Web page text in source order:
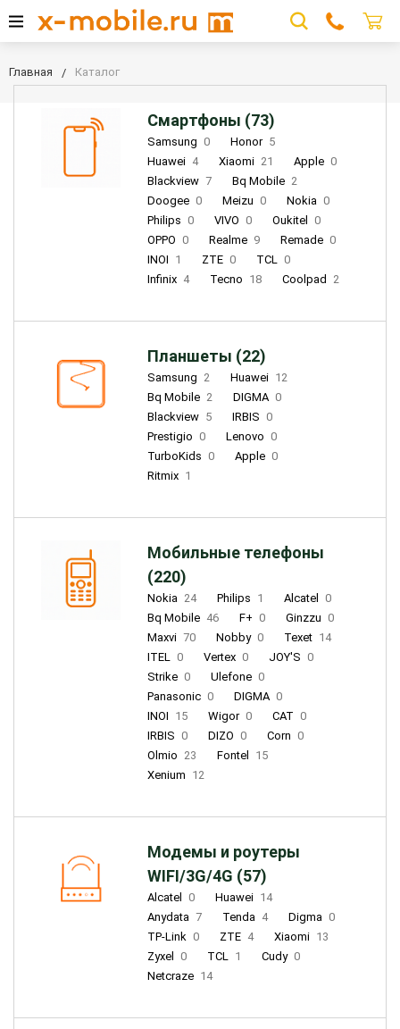
Главная Каталог
Смартфоны (73)
Samsung 0 Honor 5
Huawei 4 Xiaomi 21 Apple 0
Blackview 7 Bq Mobile 2
Doogee 0 Meizu 0 Nokia 0
Philips 0 VIVO 0 Oukitel
0
OPPO 0 Realme 9 Remade 0
INOI 1 ZTE 0 TCL 0
Infinix 4 Tecno 18 Coolpad 2
Планшеты (22)
Samsung 2 Huawei 12
Bq Mobile 2 DIGMA 0
Blackview 5 IRBIS 0
Prestigio 0 Lenovo 0
TurboKids 0 Apple 0
Ritmix 1
Мобильные телефоны
(220)
Nokia 24 Philips 1 Alcatel
0
Bq Mobile 46 F+ 0 Ginzzu 0
Maxvi 70 Nobby 0 Texet 14
ITEL 0 Vertex 0 JOY'S 0
Strike 0 Ulefone 0
Panasonic 0 DIGMA 0
INOI 15 Wigor 0 CAT 0
IRBIS 0 DIZO 0 Corn 0
Olmio 23 Fontel
15
Xenium 12
Модемы и роутеры
WIFI/3G/4G (57)
Alcatel 0 Huawei 14
Anydata 7 Tenda 4 Digma 0
TP-Link 0 ZTE 4 Xiaomi 13
Zyxel
0 TCL 1 Cudy 0
Netcraze 14